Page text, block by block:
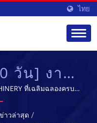
ไทย
วัน] งาน
ปีของ
ที่เฉลิมฉลองครบ
CO., LTD. มีความ
ารแพทย์มาเป็นเวลา 60
าวล่าสุด /